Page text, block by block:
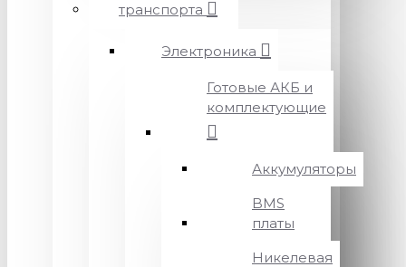
транспорта
Электроника
Готовые АКБ и
комплектующие
Аккумуляторы
BMS
платы
Никелевая